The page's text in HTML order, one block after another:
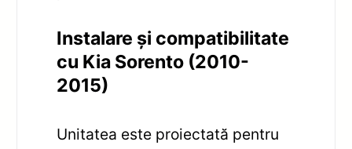
Instalare și compatibilitate
cu Kia Sorento (2010-
2015)
Unitatea este proiectată pentru